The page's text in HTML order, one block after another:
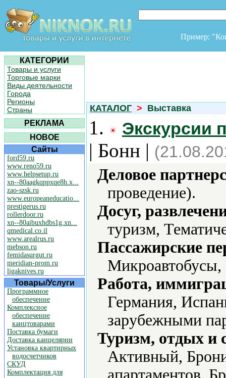
Пример:
КАТЕГОРИИ
Товары и услуги
Торговые марки
Виды деятельности
Города
Регионы
Страны
РЕКЛАМА
НОВОЕ
Сайты
ford59.ru
www.reno59.ru
www.helpsetup.ru
xn--80aagkqppxqe8h.x...
zao-szsk.ru
www.europeaneducatio...
prestigerus.ru
rollerdoor.ru
xn--80aibuxhdbs1g.xn...
qmedical.co.il
www.arealrus.ru
mebson.ru
femidasurgut.ru
meridian-prom.ru
ligaknives.ru
Товары/Услуги
Программное
обеспечение
Комплексное
обеспечение
канцтоварами
Поставка бумаги
Доставка канцелярии
Установка квартирных
водосчетчиков
СКУД
Комплектация для
КАТАЛОГ > Выставка
1. Экскурсии
| Бонн |
Деловое
проведение).
Досуг,
туризм,
Пассажирские
Работа,
Германия,
зарубежными
Туризм, отдых и
Активный,